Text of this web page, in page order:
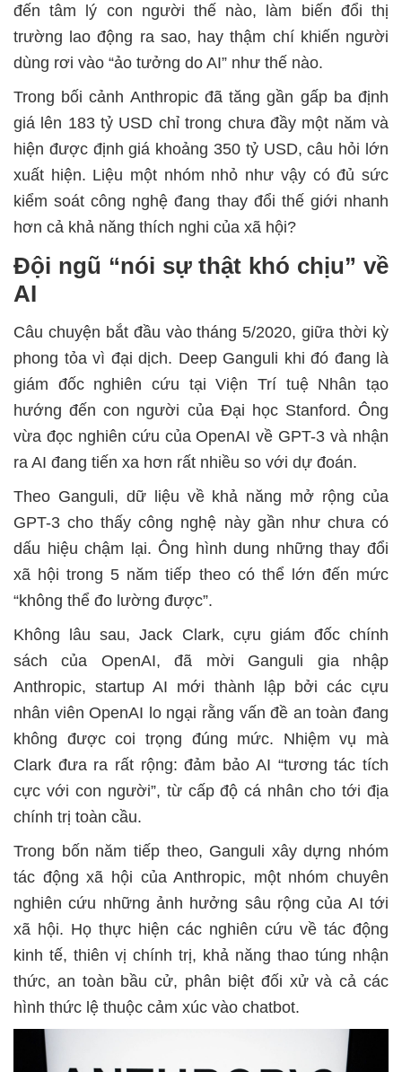
đến tâm lý con người thế nào, làm biến đổi thị
trường lao động ra sao, hay thậm chí khiến người
dùng rơi vào “ảo tưởng do AI” như thế nào.
Trong bối cảnh Anthropic đã tăng gần gấp ba định
giá lên 183 tỷ USD chỉ trong chưa đầy một năm và
hiện được định giá khoảng 350 tỷ USD, câu hỏi lớn
xuất hiện. Liệu một nhóm nhỏ như vậy có đủ sức
kiểm soát công nghệ đang thay đổi thế giới nhanh
hơn cả khả năng thích nghi của xã hội?
Đội ngũ “nói sự thật khó chịu” về
AI
Câu chuyện bắt đầu vào tháng 5/2020, giữa thời kỳ
phong tỏa vì đại dịch. Deep Ganguli khi đó đang là
giám đốc nghiên cứu tại Viện Trí tuệ Nhân tạo
hướng đến con người của Đại học Stanford. Ông
vừa đọc nghiên cứu của OpenAI về GPT-3 và nhận
ra AI đang tiến xa hơn rất nhiều so với dự đoán.
Theo Ganguli, dữ liệu về khả năng mở rộng của
GPT-3 cho thấy công nghệ này gần như chưa có
dấu hiệu chậm lại. Ông hình dung những thay đổi
xã hội trong 5 năm tiếp theo có thể lớn đến mức
“không thể đo lường được”.
Không lâu sau, Jack Clark, cựu giám đốc chính
sách của OpenAI, đã mời Ganguli gia nhập
Anthropic, startup AI mới thành lập bởi các cựu
nhân viên OpenAI lo ngại rằng vấn đề an toàn đang
không được coi trọng đúng mức. Nhiệm vụ mà
Clark đưa ra rất rộng: đảm bảo AI “tương tác tích
cực với con người”, từ cấp độ cá nhân cho tới địa
chính trị toàn cầu.
Trong bốn năm tiếp theo, Ganguli xây dựng nhóm
tác động xã hội của Anthropic, một nhóm chuyên
nghiên cứu những ảnh hưởng sâu rộng của AI tới
xã hội. Họ thực hiện các nghiên cứu về tác động
kinh tế, thiên vị chính trị, khả năng thao túng nhận
thức, an toàn bầu cử, phân biệt đối xử và cả các
hình thức lệ thuộc cảm xúc vào chatbot.